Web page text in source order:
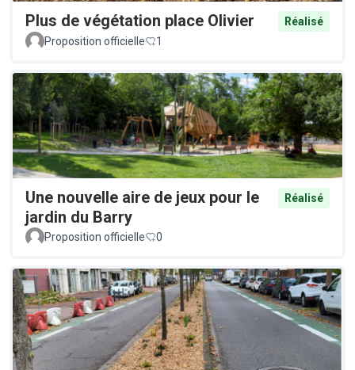
Plus de végétation place Olivier
Réalisé
Proposition officielle
1
Une nouvelle aire de jeux pour le
jardin du Barry
Réalisé
Proposition officielle 0